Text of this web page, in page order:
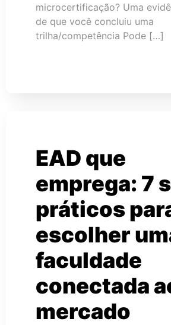
microcertificação? Uma
de que você concluiu uma
trilha/competência Pode […]
EAD que
emprega: 7
práticos
escolher
faculdade
conectada
mercado